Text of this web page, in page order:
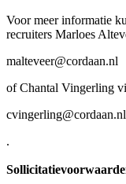
Voor meer informatie
recruiters Marloes
malteveer@cordaan.nl
of Chantal Vingerling
cvingerling@cordaan.nl
.